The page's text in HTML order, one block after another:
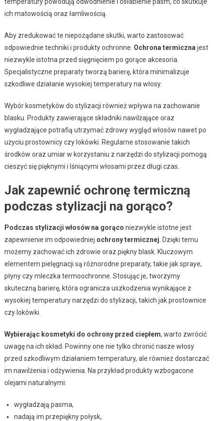
ich matowością oraz łamliwością.
Aby zredukować te niepożądane skutki, warto zastosować
odpowiednie techniki i produkty ochronne. Ochrona termiczna jest
niezwykle istotna przed sięgnięciem po gorące akcesoria.
Specjalistyczne preparaty tworzą barierę, która minimalizuje
szkodliwe działanie wysokiej temperatury na włosy.
Wybór kosmetyków do stylizacji również wpływa na zachowanie
blasku. Produkty zawierające składniki nawilżające oraz
wygładzające potrafią utrzymać zdrowy wygląd włosów nawet po
użyciu prostownicy czy lokówki. Regularne stosowanie takich
środków oraz umiar w korzystaniu z narzędzi do stylizacji pomogą
cieszyć się pięknymi i lśniącymi włosami przez długi czas.
Jak zapewnić ochronę termiczną
podczas stylizacji na gorąco?
Podczas stylizacji włosów na gorąco niezwykle istotne jest
zapewnienie im odpowiedniej ochrony termicznej . Dzięki temu
możemy zachować ich zdrowie oraz piękny blask. Kluczowym
elementem pielęgnacji są różnorodne preparaty, takie jak spraye,
płyny czy mleczka termoochronne. Stosując je, tworzymy
skuteczną barierę, która ogranicza uszkodzenia wynikające z
wysokiej temperatury narzędzi do stylizacji, takich jak prostownice
czy lokówki.
Wybierając kosmetyki do ochrony przed ciepłem, warto zwrócić
uwagę na ich skład. Powinny one nie tylko chronić nasze włosy
przed szkodliwym działaniem temperatury, ale również dostarczać
im nawilżenia i odżywienia. Na przykład produkty wzbogacone
olejami naturalnymi:
wygładzają pasma,
nadają im przepiękny połysk,